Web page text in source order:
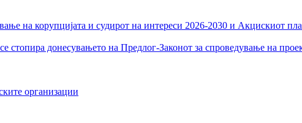
на корупцијата и судирот на интереси 2026-2030 и Акцискиот
стопира донесувањето на Предлог-Законот за спроведување на
организации